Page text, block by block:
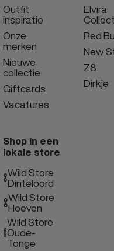
Outfit
inspiratie
Onze
merken
Nieuwe
collectie
Giftcards
Vacatures
Elvira
Red
New
Z8
Dirkje
Shop in een
lokale store
Wild Store
Dinteloord
Wild Store
Hoeven
Wild Store
Oude-
Tonge